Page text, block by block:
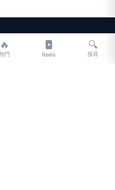
台，提供即時新聞、生活、健康、
🔥
門 Reels
🔍
搜尋